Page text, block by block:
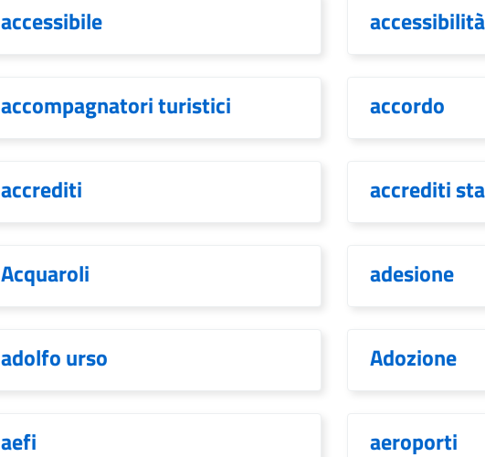
accessibile accessibilità
accompagnatori turistici accordo
accrediti accrediti
Acquaroli adesione
adolfo urso Adozione
aefi aeroporti